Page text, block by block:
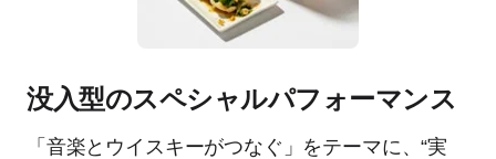
没入型のスペシャルパフォーマンス
「音楽とウイスキーがつなぐ」をテーマに、“実